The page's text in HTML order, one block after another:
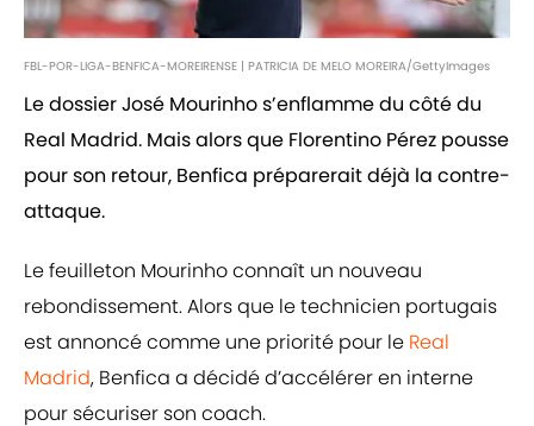
FBL-POR-LIGA-BENFICA-MOREIRENSE | PATRICIA DE MELO MOREIRA/GettyImages
Le dossier José Mourinho s’enflamme du côté du
Real Madrid. Mais alors que Florentino Pérez pousse
pour son retour, Benfica préparerait déjà la contre-
attaque.
Le feuilleton Mourinho connaît un nouveau
rebondissement. Alors que le technicien portugais
est annoncé comme une priorité pour le Real
Madrid, Benfica a décidé d’accélérer en interne
pour sécuriser son coach.